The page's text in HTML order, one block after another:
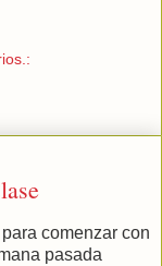
comenzar con
pasada